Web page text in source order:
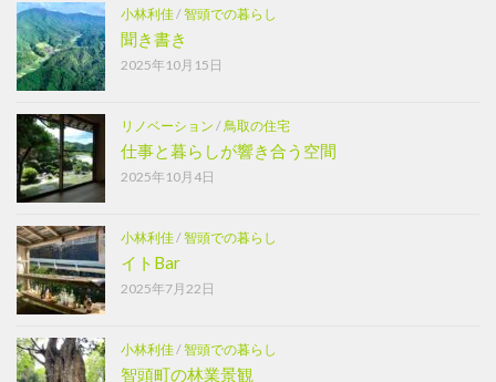
小林利佳/智頭での暮らし
聞き書き
2025年10月15日
リノベーション /鳥取の住宅
仕事と暮らしが響き合う空間
2025年10月4日
小林利佳/智頭での暮らし
イトBar
2025年7月22日
小林利佳/智頭での暮らし
智頭町の林業景観